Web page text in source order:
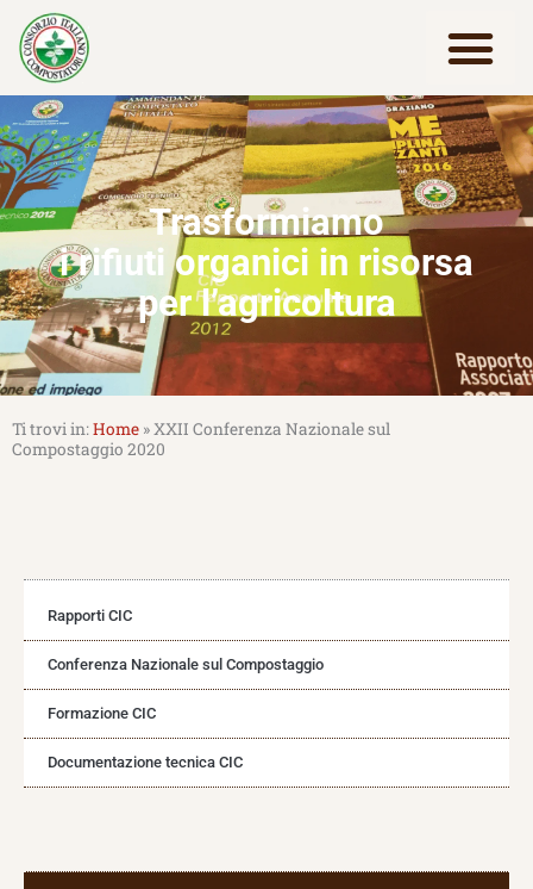
contenuto
Trasformiamo
i rifiuti organici in risorsa
per l’agricoltura
Home »XXII Conferenza Nazionale sul
Compostaggio 2020
Rapporti CIC
Conferenza Nazionale sul Compostaggio
Formazione CIC
Documentazione tecnica CIC